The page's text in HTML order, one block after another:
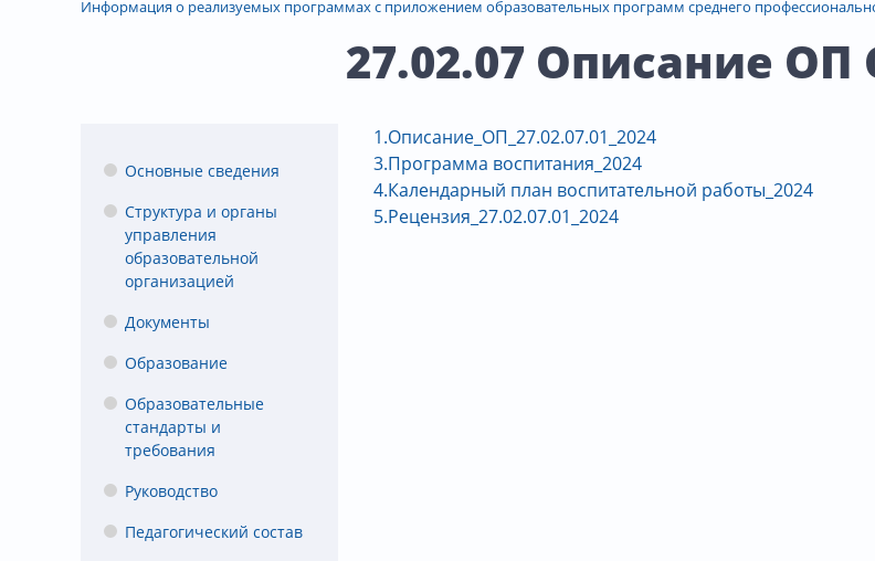
Информация о реализуемых программах с приложением образовательных программ среднего
27.02.07 Описание ОП
Основные сведения
Структура и органы
управления
образовательной
организацией
Документы
Образование
Образовательные
стандарты и
требования
Руководство
Педагогический состав
1.Описание_ОП_27.02.07.01_2024
3.Программа воспитания_2024
4.Календарный план воспитательной работы_2024
5.Рецензия_27.02.07.01_2024